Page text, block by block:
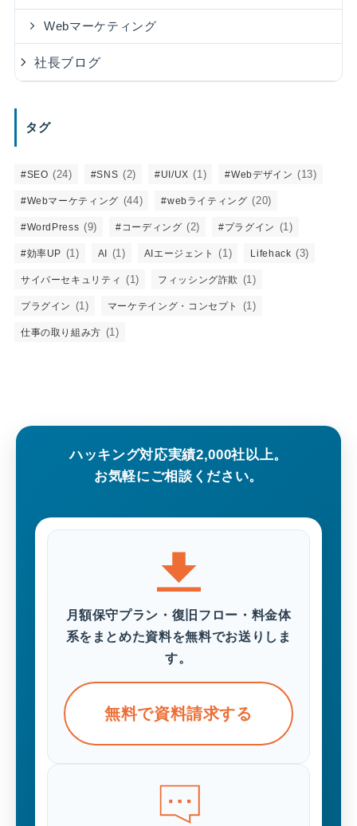
Webマーケティング
社長ブログ
タグ
#SEO (24) #SNS (2) #UI/UX (1) #Webデザイン (13)
#Webマーケティング (44) #webライティング (20)
#WordPress (9) #コーディング (2) #プラグイン (1)
#効率UP (1) AI (1) AIエージェント (1) Lifehack (3)
サイバーセキュリティ (1) フィッシング詐欺 (1)
プラグイン (1) マーケテイング・コンセプト (1)
仕事の取り組み方 (1)
ハッキング対応実績2,000社以上。
お気軽にご相談ください。
月額保守プラン・復旧フロー・料金体
系をまとめた資料を無料でお送りしま
す。
無料で資料請求する